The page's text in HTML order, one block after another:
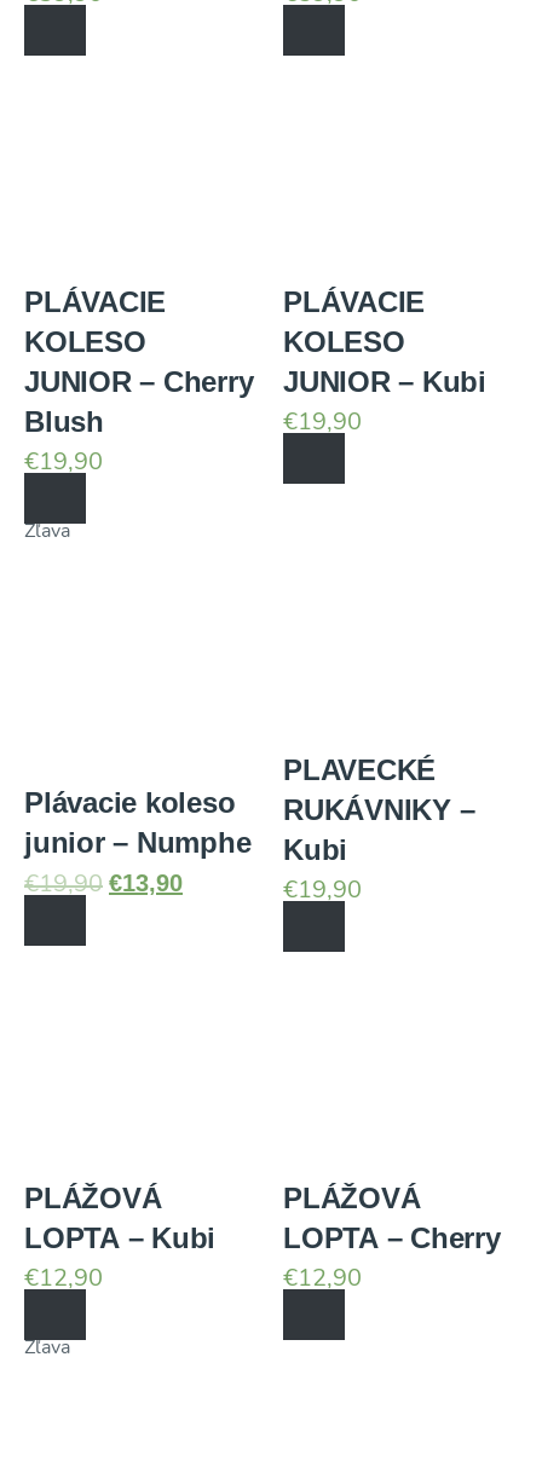
PLÁVACIE
KOLESO
JUNIOR – Cherry
Blush
€19,90
PLÁVACIE
KOLESO
JUNIOR – Kubi
€19,90
Zľava
Plávacie koleso
junior – Numphe
€19,90 €13,90
PLAVECKÉ
RUKÁVNIKY –
Kubi
€19,90
PLÁŽOVÁ
LOPTA – Kubi
€12,90
PLÁŽOVÁ
LOPTA – Cherry
€12,90
Zľava